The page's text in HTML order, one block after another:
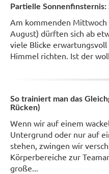
Partielle Sonnenfinsternis:
Am kommenden Mittwoch
August) dürften sich ab
viele Blicke erwartungsvoll
Himmel richten. Ist der
So trainiert man das
Rücken)
Wenn wir auf einem
Untergrund oder nur auf
stehen, zwingen wir
Körperbereiche zur
große...